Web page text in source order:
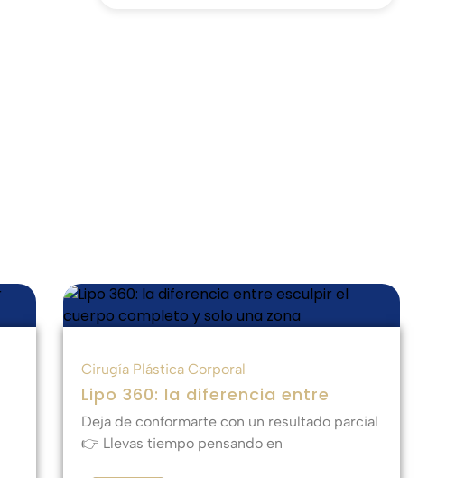
Cirugía Plástica Corporal
Lipo 360: la diferencia entre
Deja de conformarte con un resultado parcial
👉 Llevas tiempo pensando en